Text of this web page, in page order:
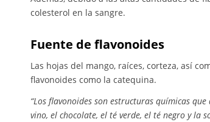
colesterol en la sangre.
Fuente de flavonoides
Las hojas del mango, raíces, corteza, así
flavonoides como la catequina.
“Los flavonoides son estructuras químicas
vino, el chocolate, el té verde, el té negro y la